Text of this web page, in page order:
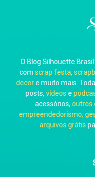
Ju
O Blog Silhouette
com scrap festa,
decore muito mais.
posts, vídeos e
acessórios, outros
empreendedorismo,
arquivos grátis